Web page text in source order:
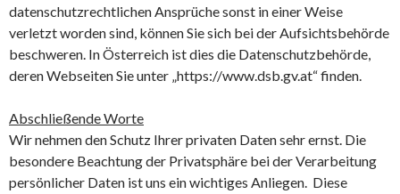
datenschutzrechtlichen Ansprüche sonst in einer Weise
verletzt worden sind, können Sie sich bei der Aufsichtsbehörde
beschweren. In Österreich ist dies die Datenschutzbehörde,
deren Webseiten Sie unter „https://www.dsb.gv.at“ finden.
Abschließende Worte
Wir nehmen den Schutz Ihrer privaten Daten sehr ernst. Die
besondere Beachtung der Privatsphäre bei der Verarbeitung
persönlicher Daten ist uns ein wichtiges Anliegen. Diese